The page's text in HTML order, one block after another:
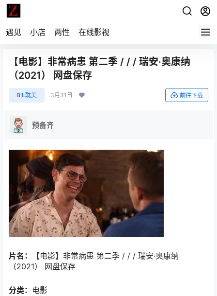
遇见 小店 两性 在线影视
【电影】非常病患 第二季 / / / 瑞安·奥康纳
（2021） 网盘保存
B'L耽美 3月31日 前往下载
预备齐
片名：
【电影】非常病患 第二季 / / / 瑞安·奥康纳
（2021） 网盘保存
分类： 电影